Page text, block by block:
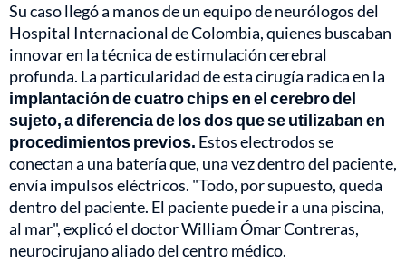
Su caso llegó a manos de un equipo de neurólogos del
Hospital Internacional de Colombia, quienes buscaban
innovar en la técnica de estimulación cerebral
profunda. La particularidad de esta cirugía radica en la
implantación de cuatro chips en el cerebro del
sujeto, a diferencia de los dos que se utilizaban en
procedimientos previos. Estos electrodos se
conectan a una batería que, una vez dentro del paciente,
envía impulsos eléctricos. "Todo, por supuesto, queda
dentro del paciente. El paciente puede ir a una piscina,
al mar", explicó el doctor William Ómar Contreras,
neurocirujano aliado del centro médico.